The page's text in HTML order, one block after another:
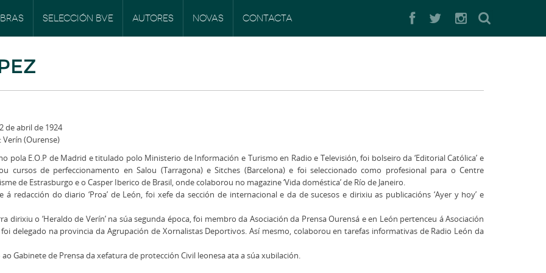
SELECCIÓN BVE AUTORES NOVAS CONTACTA Buscar
de abril de 1924
(Ourense)
pola E.O.P de Madrid e titulado polo Ministerio de Información e Turismo en Radio e Televisión, foi bolseiro da ‘Editorial Católica’ e
cursos de perfeccionamento en Salou (Tarragona) e Sitches (Barcelona) e foi seleccionado como profesional para o Centre
de Estrasburgo e o Casper Iberico de Brasil, onde colaborou no magazine ‘Vida doméstica’ de Río de Janeiro.
á redacción do diario ‘Proa’ de León, foi xefe da sección de internacional e da de sucesos e dirixiu as publicacións ‘Ayer y hoy’ e
dirixiu o ‘Heraldo de Verín’ na súa segunda época, foi membro da Asociación da Prensa Ourensá e en León pertenceu á Asociación
delegado na provincia da Agrupación de Xornalistas Deportivos. Así mesmo, colaborou en tarefas informativas de Radio León da
Gabinete de Prensa da xefatura de protección Civil leonesa ata a súa xubilación.